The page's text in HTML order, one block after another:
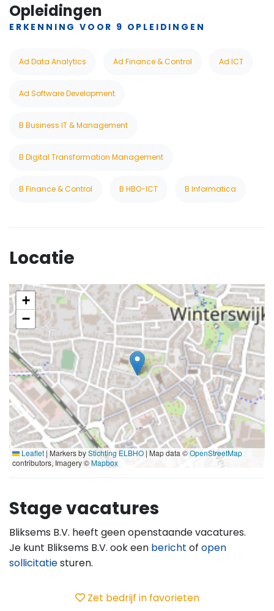
Opleidingen
ERKENNING VOOR 9 OPLEIDINGEN
Ad Data Analytics Ad Finance & Control Ad ICT
Ad Software Development
B Business IT & Management
B Digital Transformation Management
B Finance & Control B HBO-ICT B Informatica
Locatie
+
−
Leaflet | Markers byStichting ELBHO | Map data ©OpenStreetMap
contributors, Imagery ©Mapbox
Stage vacatures
Bliksems B.V. heeft geen openstaande vacatures.
Je kunt Bliksems B.V. ook een bericht of open
sollicitatiesturen.
Zet bedrijf in favorieten